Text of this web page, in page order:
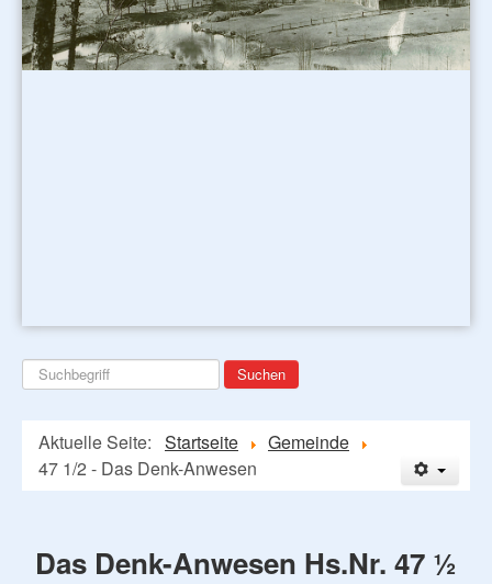
Suchen
...
Suchen
Aktuelle Seite: Startseite
Gemeinde
47 1/2 - Das Denk-Anwesen
Das Denk-Anwesen Hs.Nr. 47 ½